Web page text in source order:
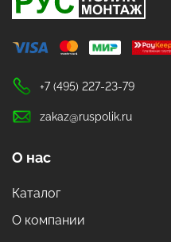
+7 (495) 227-23-79
zakaz@ruspolik.ru
О нас
Каталог
О компании